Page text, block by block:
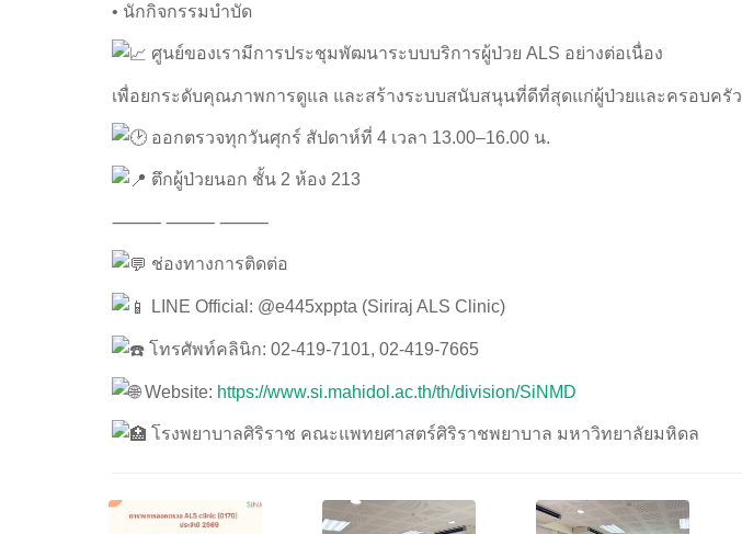
• นักกิจกรรมบำบัด
ศูนย์ของเรามีการประชุมพัฒนาระบบบริการผู้ป่วย ALS อย่างต่อเนื่อง
เพื่อยกระดับคุณภาพการดูแล และสร้างระบบสนับสนุนที่ดีที่สุดแก่ผู้ป่วยและครอบครัว
ออกตรวจทุกวันศุกร์ สัปดาห์ที่ 4 เวลา 13.00–16.00 น.
ตึกผู้ป่วยนอก ชั้น 2 ห้อง 213
⸻ ⸻ ⸻
ช่องทางการติดต่อ
LINE Official: @e445xppta (Siriraj ALS Clinic)
โทรศัพท์คลินิก: 02-419-7101, 02-419-7665
Website: https://www.si.mahidol.ac.th/th/division/SiNMD
โรงพยาบาลศิริราช คณะแพทยศาสตร์ศิริราชพยาบาล มหาวิทยาลัยมหิดล